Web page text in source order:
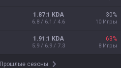
1.87:1 KDA
6.8 / 6.1 / 4.6
30%
10 Игры
1.91:1 KDA
5.9 / 6.9 / 7.3
63%
8 Игры
Прошлые сезоны